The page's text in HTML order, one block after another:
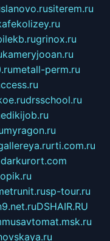
siterem.ru
grinox.ru
kameryjooan.ru
metall-perm.ru
drsschool.ru
myragon.ru
rti.com.ru
sp-tour.ru
DSHAIR.RU
musavtomat.msk.ru